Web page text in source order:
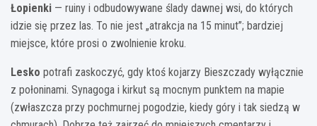
Łopienki — ruiny i odbudowywane ślady dawnej wsi, do których
idzie się przez las. To nie jest „atrakcja na 15 minut”; bardziej
miejsce, które prosi o zwolnienie kroku.
Lesko potrafi zaskoczyć, gdy ktoś kojarzy Bieszczady wyłącznie
z połoninami. Synagoga i kirkut są mocnym punktem na mapie
(zwłaszcza przy pochmurnej pogodzie, kiedy góry i tak siedzą w